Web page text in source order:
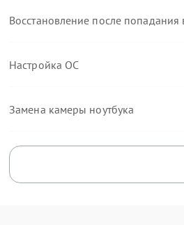
Восстановление после попадания
Настройка ОС
Замена камеры ноутбука